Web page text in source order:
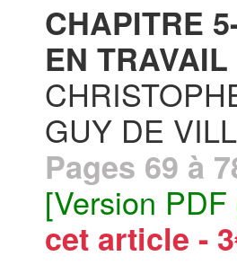
CHAPITRE
EN
GUY DE
Pages 69 à
[Version
cet article -